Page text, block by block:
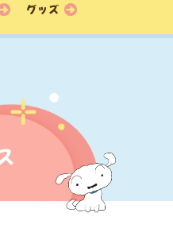
グッズ